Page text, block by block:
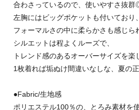
合わさっているので、使いやすさ抜
左胸にはビッグポケットも付いており、
フォーマルさの中に柔らかさも感じら
シルエットは程よくルーズで、
トレンド感のあるオーバーサイズを楽
1枚着れば垢ぬけ間違いなしな、夏の
●Fabric/生地感
ポリエステル100％の、とろみ素材を使